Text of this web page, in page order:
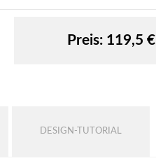
Preis: 119,5 €
DESIGN-TUTORIAL